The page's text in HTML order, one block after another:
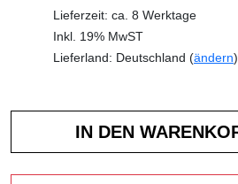
Lieferzeit: ca. 8 Werktage
Inkl. 19% MwST
Lieferland: Deutschland (ändern)